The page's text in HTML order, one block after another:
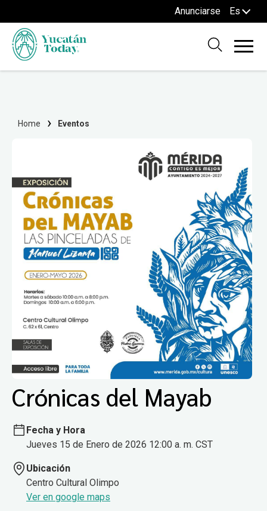
Anunciarse Es
Home Eventos
Crónicas del Mayab
Fecha y Hora
Jueves 15 de Enero de 2026 12:00 a. m. CST
Ubicación
Centro Cultural Olimpo
Ver en google maps